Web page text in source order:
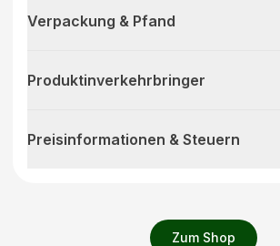
Zum Shop
Verpackung & Pfand
Produktinverkehrbringer
Preisinformationen & Steuern